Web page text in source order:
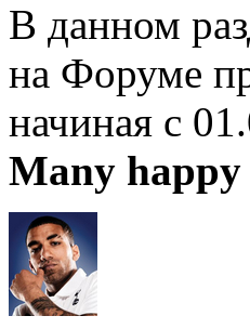
В данном
на Форуме
начиная с
Many happy